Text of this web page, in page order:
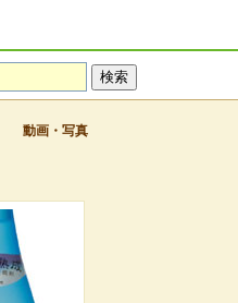
動画・写真